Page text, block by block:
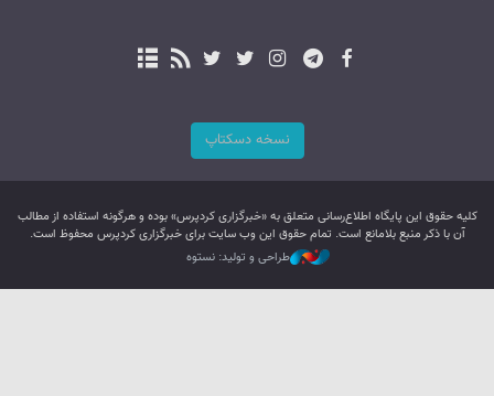
نسخه دسکتاپ
کليه حقوق اين پایگاه اطلاع‌رسانی متعلق به «خبرگزاری کردپرس» بوده و هرگونه استفاده از مطالب
آن با ذکر منبع بلامانع است. تمام حقوق این وب سایت برای خبرگزاری کردپرس محفوظ است.
طراحی و تولید: نستوه